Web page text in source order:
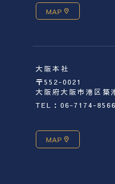
MAP
大阪本社
〒552-0021
大阪府大阪市港区
TEL：06-7174-
MAP